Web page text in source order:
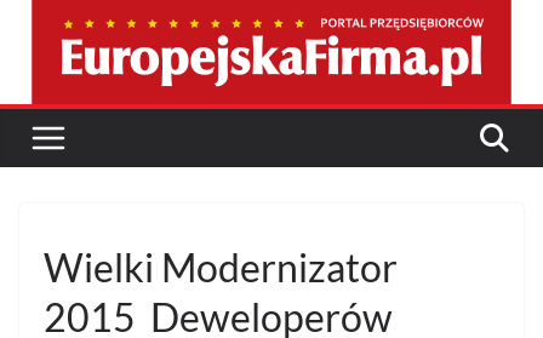
Wielki Modernizator
2015 Deweloperów